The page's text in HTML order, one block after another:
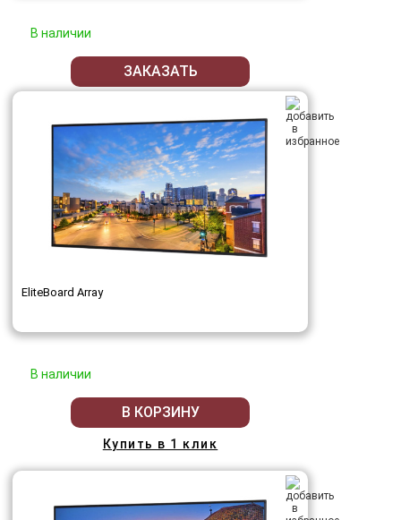
В наличии
ЗАКАЗАТЬ
EliteBoard Array
В наличии
В КОРЗИНУ
Купить в 1 клик